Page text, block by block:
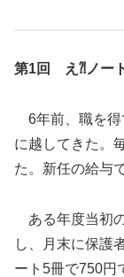
第1回 え⁈ノー
6年前、職を得
に越してきた。
た。新任の給与
ある年度当初
し、月末に保護
ート5冊で750円